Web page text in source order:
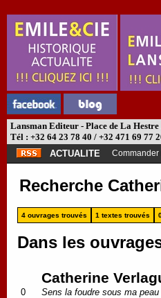
Lansman Editeur - Place de La
Tél : +32 64 23 78 40 / +32 471 69 77
ACTUALITE
Recherche
4 ouvrages trouvés 1 textes trouvés
Dans les
0
Catherine
Sens la foudre sous ma peau